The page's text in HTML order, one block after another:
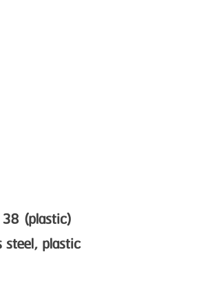
(plastic)
steel, plastic